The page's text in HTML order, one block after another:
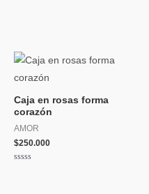
Caja en rosas forma
corazón
AMOR
$250.000